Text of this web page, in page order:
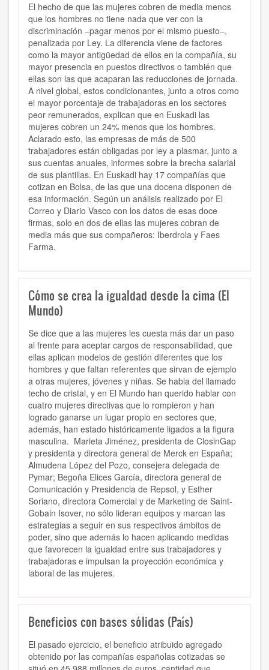
El hecho de que las mujeres cobren de media menos
que los hombres no tiene nada que ver con la
discriminación –pagar menos por el mismo puesto–,
penalizada por Ley. La diferencia viene de factores
como la mayor antigüedad de ellos en la compañía, su
mayor presencia en puestos directivos o también que
ellas son las que acaparan las reducciones de jornada.
A nivel global, estos condicionantes, junto a otros como
el mayor porcentaje de trabajadoras en los sectores
peor remunerados, explican que en Euskadi las
mujeres cobren un 24% menos que los hombres.
Aclarado esto, las empresas de más de 500
trabajadores están obligadas por ley a plasmar, junto a
sus cuentas anuales, informes sobre la brecha salarial
de sus plantillas. En Euskadi hay 17 compañías que
cotizan en Bolsa, de las que una docena disponen de
esa información. Según un análisis realizado por El
Correo y Diario Vasco con los datos de esas doce
firmas, solo en dos de ellas las mujeres cobran de
media más que sus compañeros: Iberdrola y Faes
Farma.
Cómo se crea la igualdad desde la cima (El
Mundo)
Se dice que a las mujeres les cuesta más dar un paso
al frente para aceptar cargos de responsabilidad, que
ellas aplican modelos de gestión diferentes que los
hombres y que faltan referentes que sirvan de ejemplo
a otras mujeres, jóvenes y niñas. Se habla del llamado
techo de cristal, y en El Mundo han querido hablar con
cuatro mujeres directivas que lo rompieron y han
logrado ganarse un lugar propio en sectores que,
además, han estado históricamente ligados a la figura
masculina. Marieta Jiménez, presidenta de ClosinGap
y presidenta y directora general de Merck en España;
Almudena López del Pozo, consejera delegada de
Pymar; Begoña Elices García, directora general de
Comunicación y Presidencia de Repsol, y Esther
Soriano, directora Comercial y de Marketing de Saint-
Gobain Isover, no sólo lideran equipos y marcan las
estrategias a seguir en sus respectivos ámbitos de
poder, sino que además lo hacen aplicando medidas
que favorecen la igualdad entre sus trabajadores y
trabajadoras e impulsan la proyección económica y
laboral de las mujeres.
Beneficios con bases sólidas (País)
El pasado ejercicio, el beneficio atribuido agregado
obtenido por las compañías españolas cotizadas se